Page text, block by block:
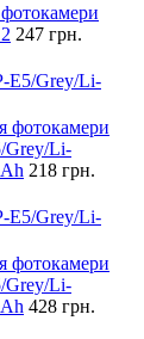
247 грн.
E5/Grey/Li-
фотокамери
Grey/Li-
218 грн.
E5/Grey/Li-
фотокамери
Grey/Li-
428 грн.